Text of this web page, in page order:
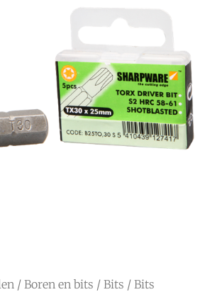
/ Boren en bits / Bits / Bits